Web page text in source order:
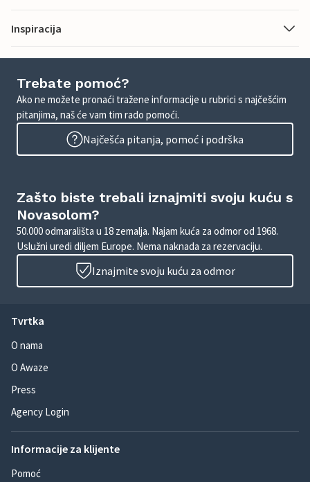
Inspiracija
Trebate pomoć?
Ako ne možete pronaći tražene informacije u rubrici s najčešćim
pitanjima, naš će vam tim rado pomoći.
Najčešća pitanja, pomoć i podrška
Zašto biste trebali iznajmiti svoju kuću s
Novasolom?
50.000 odmarališta u 18 zemalja. Najam kuća za odmor od 1968.
Uslužni uredi diljem Europe. Nema naknada za rezervaciju.
Iznajmite svoju kuću za odmor
Tvrtka
O nama
O Awaze
Press
Agency Login
Informacije za klijente
Pomoć